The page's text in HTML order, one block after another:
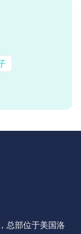
总部位于美国洛